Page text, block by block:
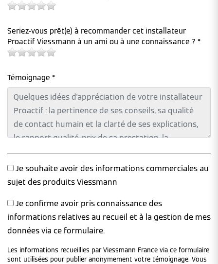
Seriez-vous prêt(e) à recommander cet installateur
Proactif Viessmann à un ami ou à une connaissance ? *
Témoignage *
Je souhaite avoir des informations commerciales au
sujet des produits Viessmann
Je confirme avoir pris connaissance des
informations relatives au recueil et à la gestion de mes
données via ce formulaire.
Les informations recueillies par Viessmann France via ce formulaire
sont utilisées pour publier anonymement votre témoignage. Vous